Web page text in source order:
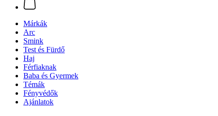
Márkák
Arc
Smink
Test és Fürdő
Haj
Férfiaknak
Baba és Gyermek
Témák
Fényvédők
Ajánlatok